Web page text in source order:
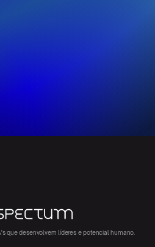
que desenvolvem líderes e potencial humano.